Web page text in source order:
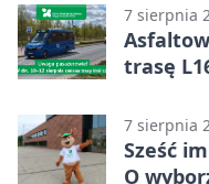
7 sierpnia
trasę
7 sierpnia
Sześć
O